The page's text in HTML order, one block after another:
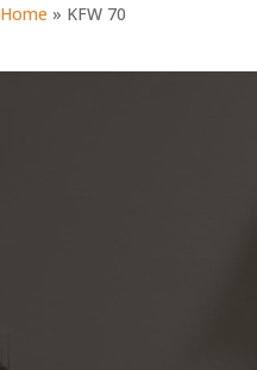
Home » KFW 70